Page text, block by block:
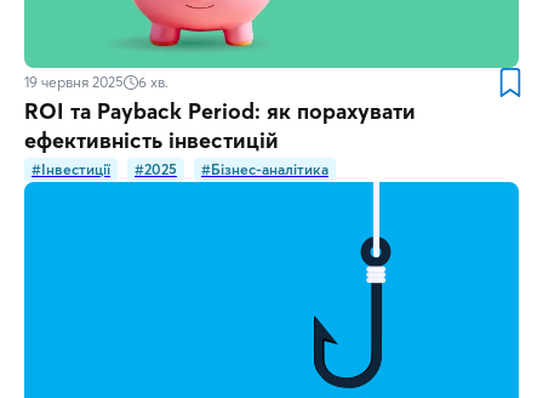
19 червня 2025 6 хв.
ROI та Payback Period: як порахувати
ефективність інвестицій
#Інвестиції #2025 #Бізнес-аналітика